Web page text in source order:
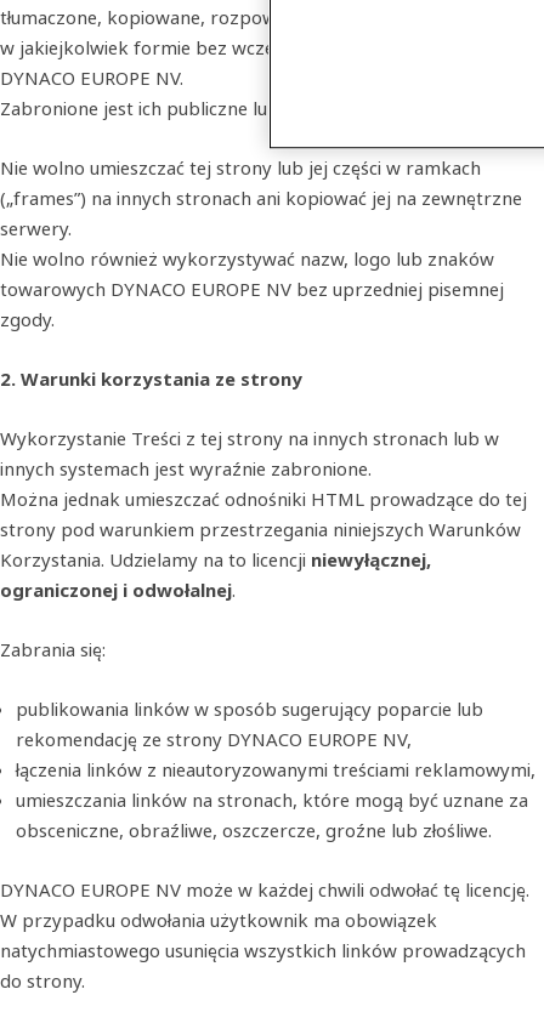
tłumaczone, kopiowane, rozpowszechniane ani przekazywane
w jakiejkolwiek formie bez wcześniejszej pisemnej zgody
DYNACO EUROPE NV.
Zabronione jest ich publiczne lub komercyjne wykorzystanie.
Nie wolno umieszczać tej strony lub jej części w ramkach
(„frames”) na innych stronach ani kopiować jej na zewnętrzne
serwery.
Nie wolno również wykorzystywać nazw, logo lub znaków
towarowych DYNACO EUROPE NV bez uprzedniej pisemnej
zgody.
2. Warunki korzystania ze strony
Wykorzystanie Treści z tej strony na innych stronach lub w
innych systemach jest wyraźnie zabronione.
Można jednak umieszczać odnośniki HTML prowadzące do tej
strony pod warunkiem przestrzegania niniejszych Warunków
Korzystania. Udzielamy na to licencji niewyłącznej,
ograniczonej i odwołalnej.
Zabrania się:
publikowania linków w sposób sugerujący poparcie lub
rekomendację ze strony DYNACO EUROPE NV,
łączenia linków z nieautoryzowanymi treściami reklamowymi,
umieszczania linków na stronach, które mogą być uznane za
obsceniczne, obraźliwe, oszczercze, groźne lub złośliwe.
DYNACO EUROPE NV może w każdej chwili odwołać tę licencję.
W przypadku odwołania użytkownik ma obowiązek
natychmiastowego usunięcia wszystkich linków prowadzących
do strony.